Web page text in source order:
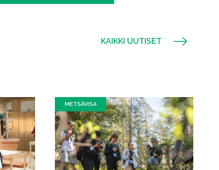
METSÄVISA
KAIKKI UUTISET